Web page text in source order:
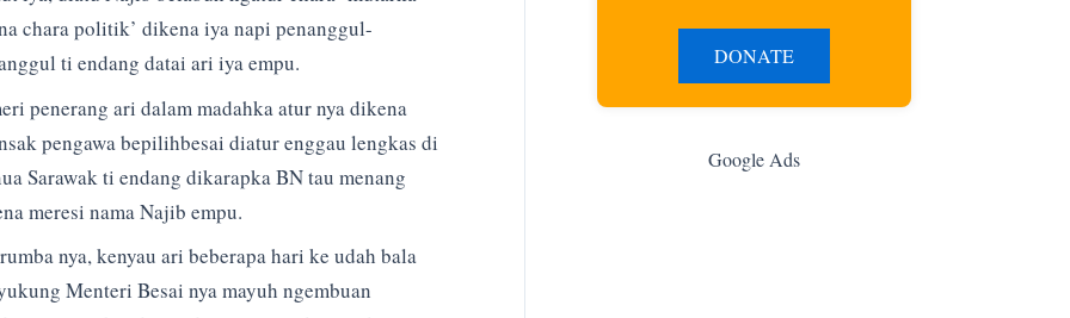
chara politik’ dikena iya napi penanggul-
ti endang datai ari iya empu.
penerang ari dalam madahka atur nya dikena
pengawa bepilihbesai diatur enggau lengkas di
Sarawak ti endang dikarapka BN tau menang
meresi nama Najib empu.
nya, kenyau ari beberapa hari ke udah bala
Menteri Besai nya mayuh ngembuan
DONATE
Google Ads